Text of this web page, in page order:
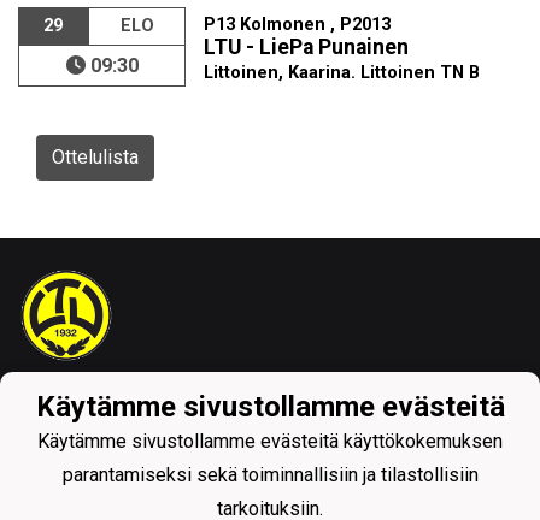
29 ELO
09:30
P13 Kolmonen , P2013
LTU - LiePa Punainen
Littoinen, Kaarina. Littoinen TN B
Ottelulista
Tietosuojaseloste
Käytämme sivustollamme evästeitä
Käytämme sivustollamme evästeitä käyttökokemuksen
parantamiseksi sekä toiminnallisiin ja tilastollisiin
tarkoituksiin.